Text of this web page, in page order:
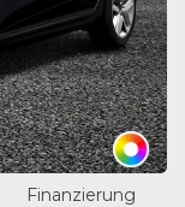
Finanzierung